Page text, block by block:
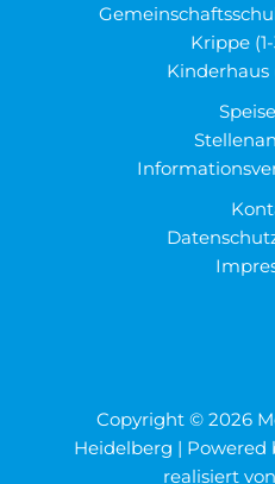
Krippe
Kinderhaus
Copyright © 2026
Heidelberg | Powered
realisiert von